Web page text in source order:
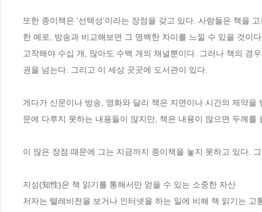
또한 종이책은 ‘선택성’이라는 장점을 갖고 있다. 사람들은 책을
한 예로, 방송과 비교해보면 그 명백한 차이를 느낄 수 있을 것이
고작해야 수십 개, 많아도 수백 개의 채널뿐이다. 그러나 책의 경
권을 넘는다. 그리고 이 세상 곳곳에 도서관이 있다.
게다가 신문이나 방송, 영화와 달리 책은 지면이나 시간의 제약
문에 다루지 못하는 내용들이 많지만, 책은 내용이 많으면 두께를
이 많은 장점 때문에 그는 지금까지 종이책을 놓지 못하고 있다.
지성(知性)은 책 읽기를 통해서만 얻을 수 있는 소중한 자산
저자는 텔레비전을 보거나 인터넷을 하는 일에 비해 책 읽기는